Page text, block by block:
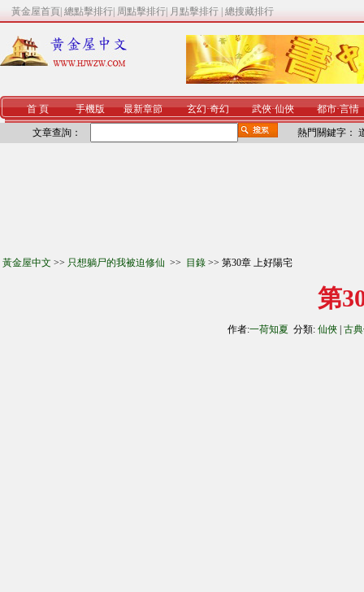
黃金屋首頁 總點擊排行 周點擊排行 月點擊排行 總搜藏排行
首 頁 手機版 最新章節 玄幻·奇幻 武俠·仙俠 都市·言情
文章查詢： 熱門關鍵字：
黃金屋中文 >> 只想躺尸的我被迫修仙 >> 目錄 >> 第30章 上好陽宅
第
作者:一荷知夏 分類: 仙俠 古